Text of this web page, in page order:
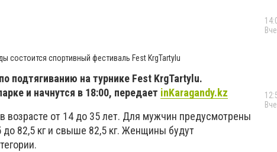
состоится спортивный фестиваль Fest KrgTartylu
подтягиванию на турнике Fest KrgTartylu.
и начнутся в 18:00, передает inKaragandy.kz
от 14 до 35 лет. Для мужчин предусмотрены
до 82,5 кг и свыше 82,5 кг. Женщины будут